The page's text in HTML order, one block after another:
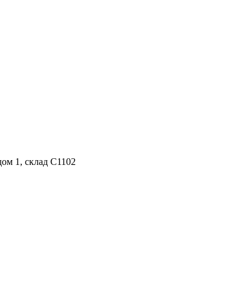
1, склад С1102